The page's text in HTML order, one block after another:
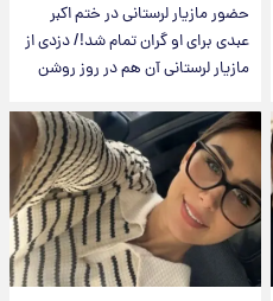
حضور مازیار لرستانی در ختم اکبر
عبدی برای او گران تمام شد!/ دزدی از
مازیار لرستانی آن هم در روز روشن